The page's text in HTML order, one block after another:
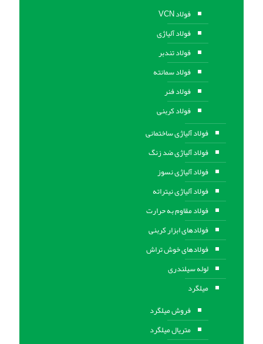
فولاد VCN
فولاد آلیاژی
فولاد تندبر
فولاد سمانته
فولاد فنر
فولاد کربنی
فولاد آلیاژی ساختمانی
فولاد آلیاژی ضد زنگ
فولاد آلیاژی نسوز
فولاد آلیاژی نیتراته
فولاد مقاوم به حرارت
فولادهای ابزار کربنی
فولادهای خوش تراش
لوله سیلندری
میلگرد
فروش میلگرد
متریال میلگرد